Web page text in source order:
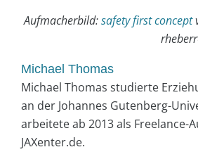
Aufmacherbild:safety first concept
Michael Thomas
Michael Thomas studierte
an der Johannes Gutenberg-
arbeitete ab 2013 als Freelance-
JAXenter.de.